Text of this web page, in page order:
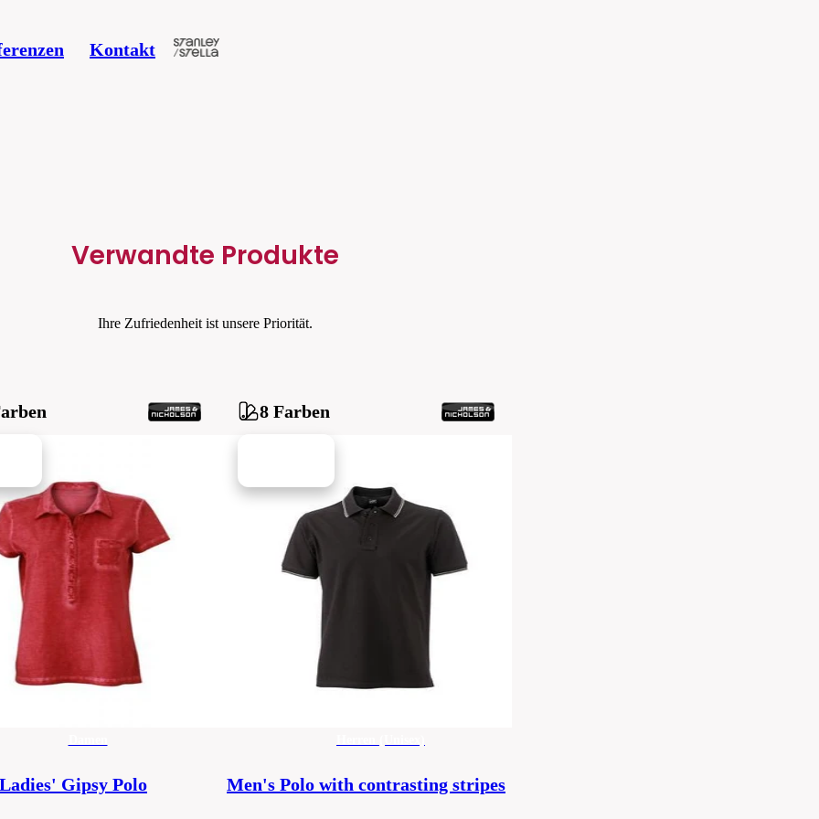
Kontakt
Verwandte Produkte
Ihre Zufriedenheit ist unsere Priorität.
Ladies' Gipsy Polo
8 Farben
Men's Polo with contrasting stripes